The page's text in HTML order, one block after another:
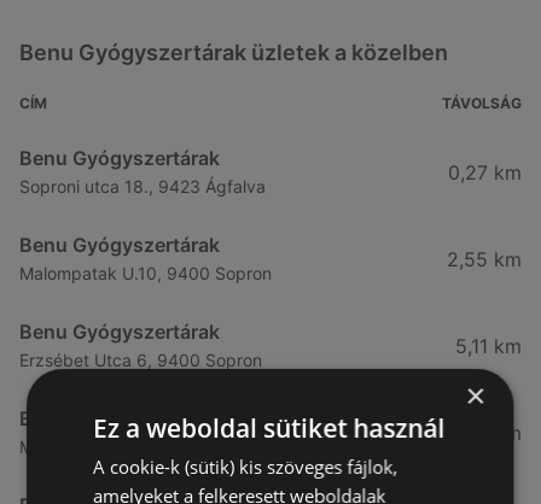
Benu Gyógyszertárak üzletek a közelben
CÍM TÁVOLSÁG
Benu Gyógyszertárak
Soproni utca 18., 9423 Ágfalva
0,27 km
Benu Gyógyszertárak
Malompatak U.10, 9400 Sopron
2,55 km
Benu Gyógyszertárak
Erzsébet Utca 6, 9400 Sopron
5,11 km
Benu Gyógyszertárak
Mátyás Király Utca 23, 9400 Sopron
5,24 km
×
Ez a weboldal sütiket használ
A cookie-k (sütik) kis szöveges fájlok,
amelyeket a felkeresett weboldalak